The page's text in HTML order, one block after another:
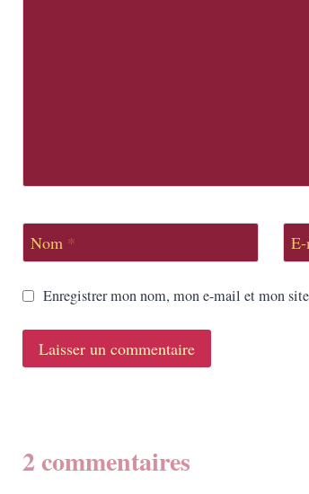
Nom *
Enregistrer mon nom, mon e-mail et mon
2 commentaires